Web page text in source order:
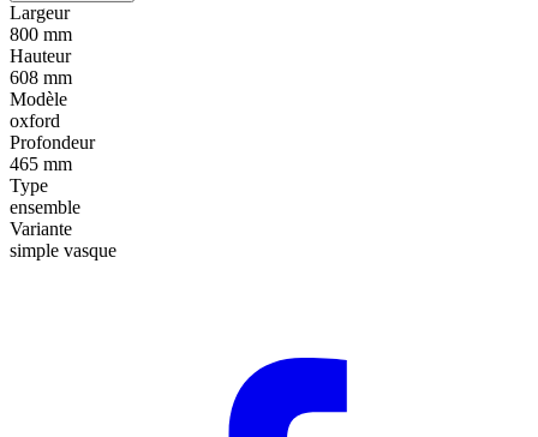
Largeur
800 mm
Hauteur
608 mm
Modèle
oxford
Profondeur
465 mm
Type
ensemble
Variante
simple vasque